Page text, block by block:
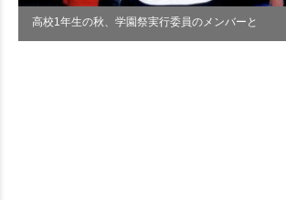
高校1年生の秋、学園祭実行委員のメンバーと